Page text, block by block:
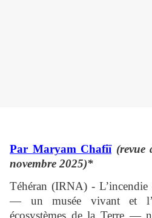
Par Maryam Chafiï (revue
novembre 2025)*
Téhéran (IRNA) - L’incendie
— un musée vivant et
écosystèmes de la Terre —